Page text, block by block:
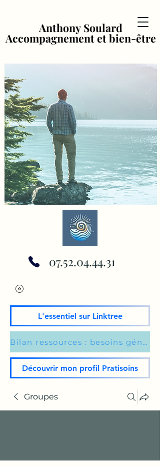
Anthony Soulard
Accompagnement et bien-être
Anthony Soulard
Accompagnement et bien-être
07.52.04.44.31
Découvrir mon profil Pratisoins
L'essentiel sur Linktree
Bilan ressources : besoins généraux du moment
Groupes